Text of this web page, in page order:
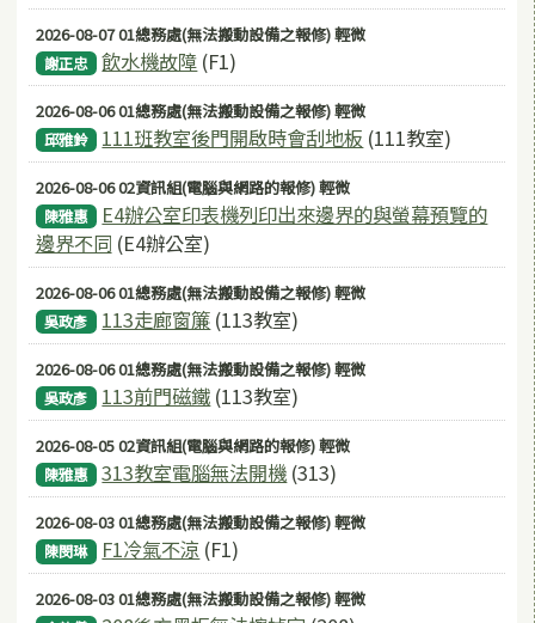
2026-08-07 01總務處(無法搬動設備之報修) 輕微
謝正忠 飲水機故障 (F1)
2026-08-06 01總務處(無法搬動設備之報修) 輕微
邱雅鈴 111班教室後門開啟時會刮地板 (111教室)
2026-08-06 02資訊組(電腦與網路的報修) 輕微
陳雅惠
E4辦公室印表機列印出來邊界的與螢幕預覽的
邊界不同 (E4辦公室)
2026-08-06 01總務處(無法搬動設備之報修) 輕微
吳政彥 113走廊窗簾 (113教室)
2026-08-06 01總務處(無法搬動設備之報修) 輕微
吳政彥 113前門磁鐵 (113教室)
2026-08-05 02資訊組(電腦與網路的報修) 輕微
陳雅惠 313教室電腦無法開機 (313)
2026-08-03 01總務處(無法搬動設備之報修) 輕微
陳閔琳 F1冷氣不涼 (F1)
2026-08-03 01總務處(無法搬動設備之報修) 輕微